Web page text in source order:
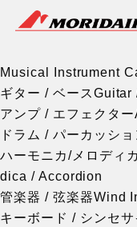
Musical Instrument
Scroll
Musical Instrument
ギター / ベースGuitar
アンプ / エフェクター
ドラム / パーカッショ
ハーモニカ/メロディ
dica / Accordion
管楽器 / 弦楽器Wind
キーボード / シンセサ